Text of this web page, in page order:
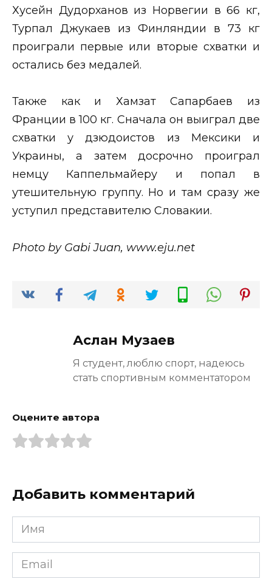
Хусейн Дудорханов из Норвегии в 66 кг,
Турпал Джукаев из Финляндии в 73 кг
проиграли первые или вторые схватки и
остались без медалей.
Также как и Хамзат Сапарбаев из
Франции в 100 кг. Сначала он выиграл две
схватки у дзюдоистов из Мексики и
Украины, а затем досрочно проиграл
немцу Каппельмайеру и попал в
утешительную группу. Но и там сразу же
уступил представителю Словакии.
Photo by Gabi Juan, www.eju.net
Аслан Музаев
Я студент, люблю спорт, надеюсь
стать спортивным комментатором
Оцените автора
Добавить комментарий
Имя
*
Email
*